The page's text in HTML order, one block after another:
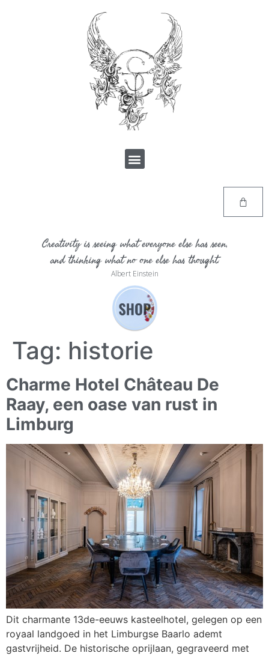
Creativity is seeing what everyone else has seen,
and thinking what no one else has thought.
Albert Einstein
Tag: historie
Charme Hotel Château De
Raay, een oase van rust in
Limburg
Dit charmante 13de-eeuws kasteelhotel, gelegen op een
royaal landgoed in het Limburgse Baarlo ademt
gastvrijheid. De historische oprijlaan, gegraveerd met